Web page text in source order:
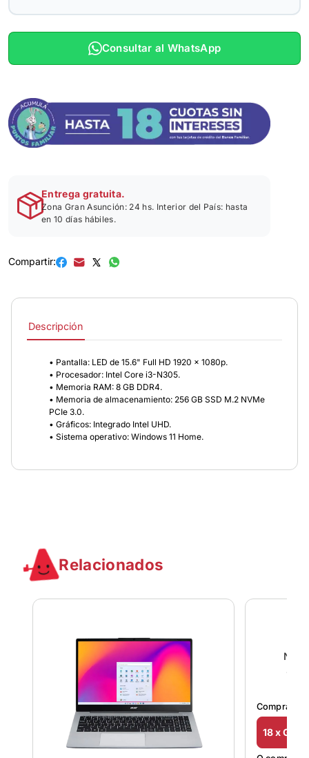
Consultar al WhatsApp
Entrega gratuita.
Zona Gran Asunción: 24 hs. Interior del País: hasta
en 10 días hábiles.
Compartir:
Descripción
• Pantalla: LED de 15.6" Full HD 1920 x 1080p.
• Procesador: Intel Core i3-N305.
• Memoria RAM: 8 GB DDR4.
• Memoria de almacenamiento: 256 GB SSD M.2 NVMe
PCIe 3.0.
• Gráficos: Integrado Intel UHD.
• Sistema operativo: Windows 11 Home.
Relacionados